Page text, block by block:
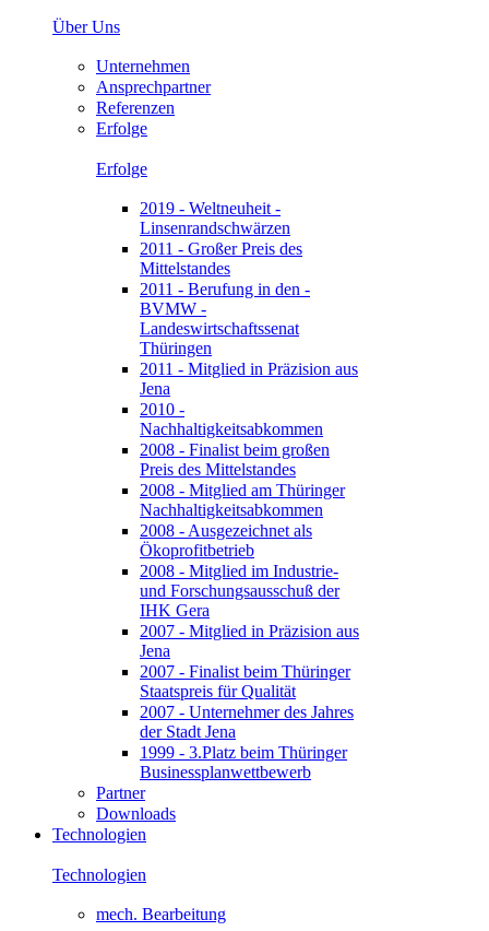
Über Uns
Unternehmen
Ansprechpartner
Referenzen
Erfolge
Erfolge
2019 - Weltneuheit -
Linsenrandschwärzen
2011 - Großer Preis des
Mittelstandes
2011 - Berufung in den -
BVMW -
Landeswirtschaftssenat
Thüringen
2011 - Mitglied in Präzision aus
Jena
2010 -
Nachhaltigkeitsabkommen
2008 - Finalist beim großen
Preis des Mittelstandes
2008 - Mitglied am Thüringer
Nachhaltigkeitsabkommen
2008 - Ausgezeichnet als
Ökoprofitbetrieb
2008 - Mitglied im Industrie-
und Forschungsausschuß der
IHK Gera
2007 - Mitglied in Präzision aus
Jena
2007 - Finalist beim Thüringer
Staatspreis für Qualität
2007 - Unternehmer des Jahres
der Stadt Jena
1999 - 3.Platz beim Thüringer
Businessplanwettbewerb
Partner
Downloads
Technologien
Technologien
mech. Bearbeitung